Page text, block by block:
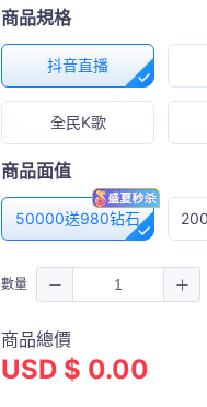
商品規格
抖音直播
全民K歌
商品面值
50000送980钻石
數量
商品總價
USD $ 0.00